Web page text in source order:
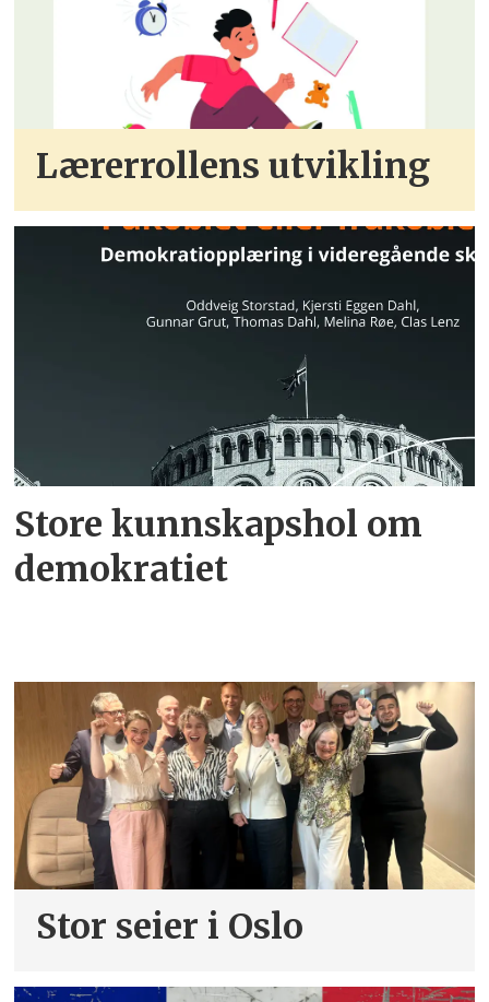
Lærerrollens utvikling
Store kunnskapshol om
demokratiet
Stor seier i Oslo